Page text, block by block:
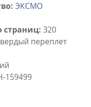
ЭКСМО
страниц: 320
переплет
159499